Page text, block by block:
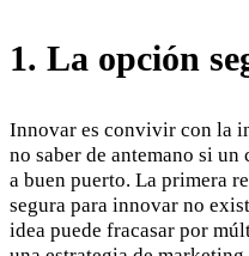
1. La opción
Innovar es convivir con la
no saber de antemano si
a buen puerto. La primera
segura para innovar no
idea puede fracasar por